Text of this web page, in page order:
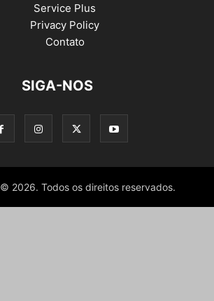
Service Plus
Privacy Policy
Contato
SIGA-NOS
© 2026. Todos os direitos reservados.